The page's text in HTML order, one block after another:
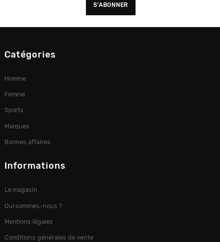
Catégories
Homme
Femme
Sports
Marques
Bonnes affaires
Informations
Le magasin
Qui sommes-nous ?
Mentions légales
Conditions générales de vente